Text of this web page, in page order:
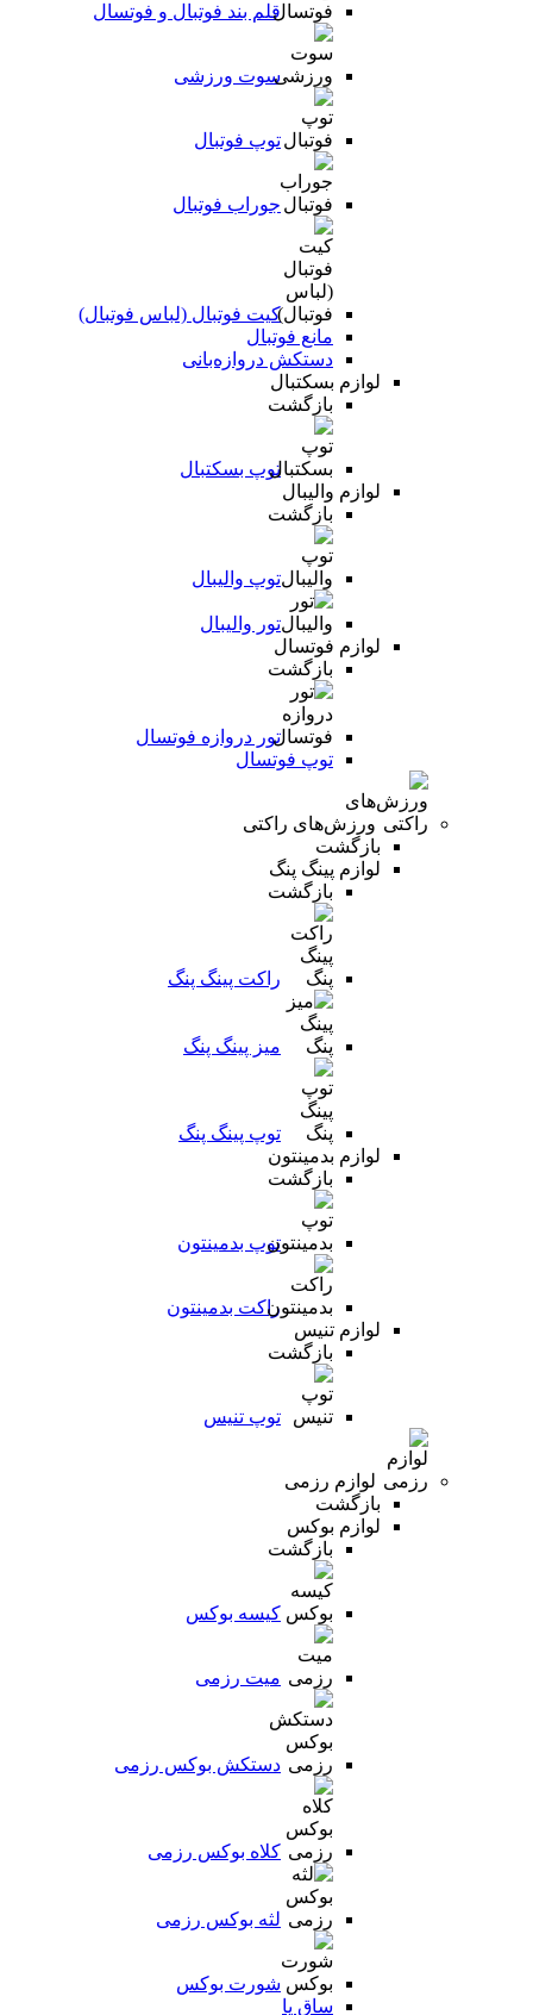
قلم بند فوتبال و فوتسال
سوت ورزشی
توپ فوتبال
جوراب فوتبال
کیت فوتبال (لباس فوتبال)
مانع فوتبال
دستکش دروازه‌بانی
لوازم بسکتبال
بازگشت
توپ بسکتبال
لوازم والیبال
بازگشت
توپ والیبال
تور والیبال
لوازم فوتسال
بازگشت
تور دروازه فوتسال
توپ فوتسال
ورزش‌های راکتی
بازگشت
لوازم پینگ پنگ
بازگشت
راکت پینگ پنگ
میز پینگ پنگ
توپ پینگ پنگ
لوازم بدمینتون
بازگشت
توپ بدمینتون
راکت بدمینتون
لوازم تنیس
بازگشت
توپ تنیس
لوازم رزمی
بازگشت
لوازم بوکس
بازگشت
کیسه بوکس
میت رزمی
دستکش بوکس رزمی
کلاه بوکس رزمی
لثه بوکس رزمی
شورت بوکس
ساق پا